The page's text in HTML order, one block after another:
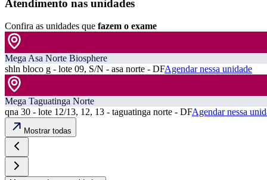
Atendimento nas unidades
Confira as unidades que fazem o exame
Mega Asa Norte Biosphere
shln bloco g - lote 09, S/N - asa norte - DFAgendar nessa unidade
Mega Taguatinga Norte
qna 30 - lote 12/13, 12, 13 - taguatinga norte - DFAgendar nessa
Mostrar todas